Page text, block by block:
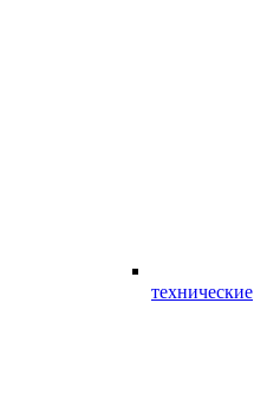
технические